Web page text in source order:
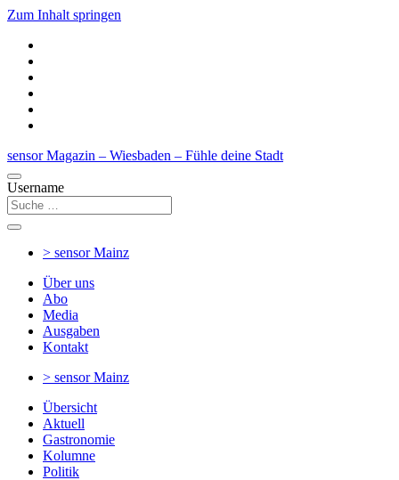
Zum Inhalt springen
sensor Magazin – Wiesbaden – Fühle deine Stadt
Username
> sensorMainz
Über uns
Abo
Media
Ausgaben
Kontakt
> sensorMainz
Übersicht
Aktuell
Gastronomie
Kolumne
Politik